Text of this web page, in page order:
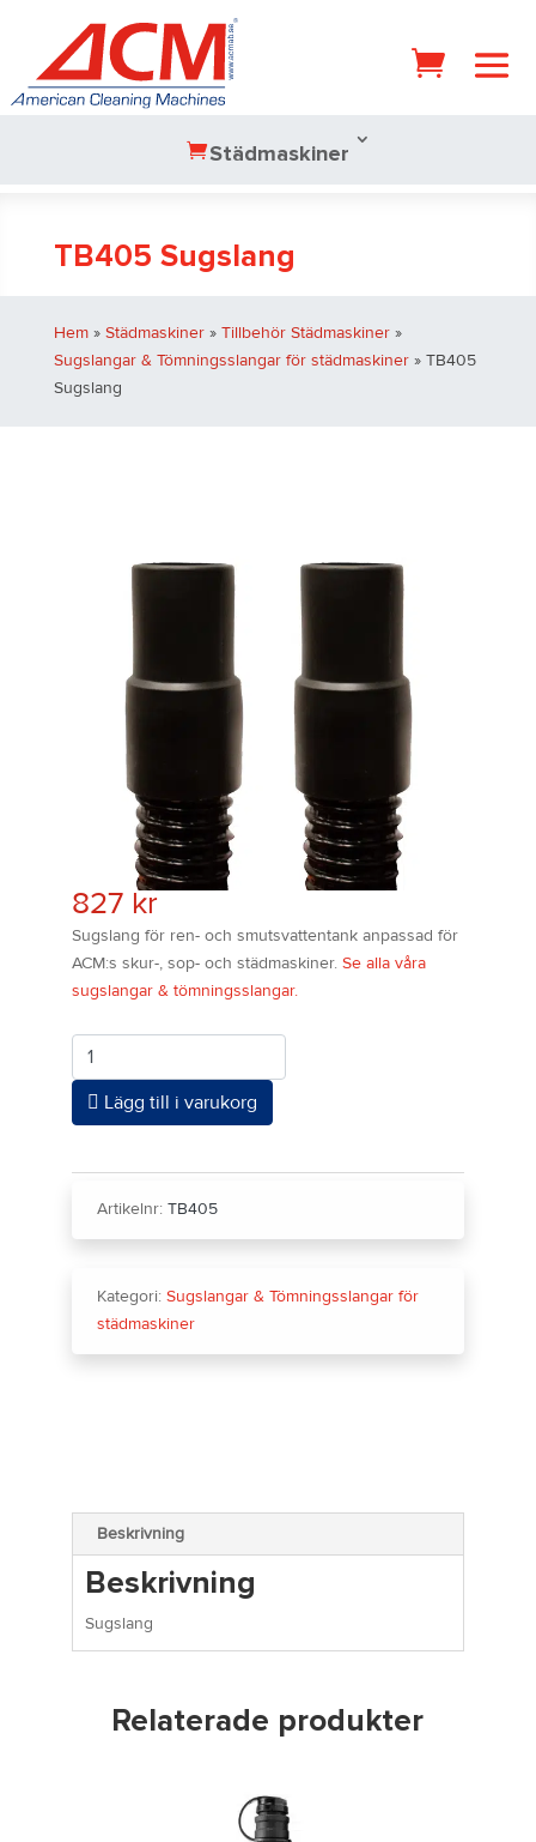
Städmaskiner
TB405 Sugslang
Hem» Städmaskiner» Tillbehör Städmaskiner»
Sugslangar & Tömningsslangar för städmaskiner» TB405
Sugslang
827 kr
Sugslang för ren- och smutsvattentank anpassad för
ACM:s skur-, sop- och städmaskiner. Se alla våra
sugslangar & tömningsslangar.
Antal
Lägg till i varukorg
Artikelnr: TB405
Kategori: Sugslangar & Tömningsslangar för
städmaskiner
Beskrivning
Beskrivning
Sugslang
Relaterade produkter